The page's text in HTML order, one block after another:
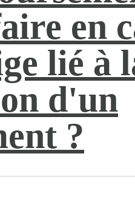
en
lié à
d'un
?